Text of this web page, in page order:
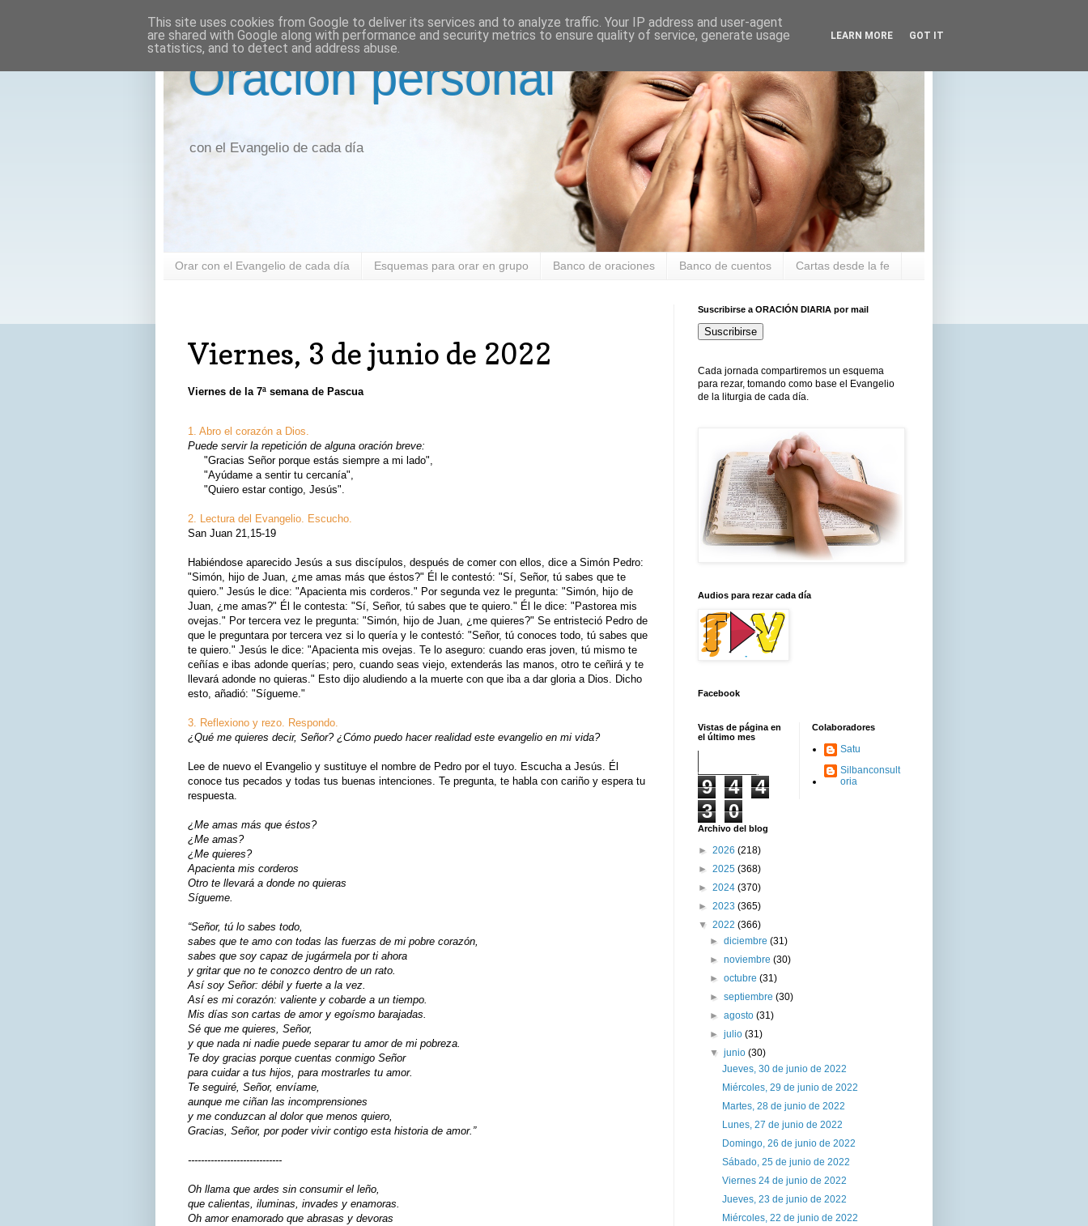
Oración personal
con el Evangelio de cada día
Orar con el Evangelio de cada día Esquemas para orar en grupo Banco de oraciones Banco de cuentos Cartas desde la fe
Viernes, 3 de junio de 2022
Viernes de la 7ª semana de Pascua
1. Abro el corazón a Dios.
Puede servir la repetición de alguna oración breve:
"Gracias Señor porque estás siempre a mi lado",
"Ayúdame a sentir tu cercanía",
"Quiero estar contigo, Jesús".
2. Lectura del Evangelio. Escucho.
San Juan 21,15-19
Habiéndose aparecido Jesús a sus discípulos, después de comer con ellos, dice a Simón Pedro:
"Simón, hijo de Juan, ¿me amas más que éstos?" Él le contestó: "Sí, Señor, tú sabes que te
quiero." Jesús le dice: "Apacienta mis corderos." Por segunda vez le pregunta: "Simón, hijo de
Juan, ¿me amas?" Él le contesta: "Sí, Señor, tú sabes que te quiero." Él le dice: "Pastorea mis
ovejas." Por tercera vez le pregunta: "Simón, hijo de Juan, ¿me quieres?" Se entristeció Pedro de
que le preguntara por tercera vez si lo quería y le contestó: "Señor, tú conoces todo, tú sabes que
te quiero." Jesús le dice: "Apacienta mis ovejas. Te lo aseguro: cuando eras joven, tú mismo te
ceñías e ibas adonde querías; pero, cuando seas viejo, extenderás las manos, otro te ceñirá y te
llevará adonde no quieras." Esto dijo aludiendo a la muerte con que iba a dar gloria a Dios. Dicho
esto, añadió: "Sígueme."
3. Reflexiono y rezo. Respondo.
¿Qué me quieres decir, Señor? ¿Cómo puedo hacer realidad este evangelio en mi vida?
Lee de nuevo el Evangelio y sustituye el nombre de Pedro por el tuyo. Escucha a Jesús. Él
conoce tus pecados y todas tus buenas intenciones. Te pregunta, te habla con cariño y espera tu
respuesta.
¿Me amas más que éstos?
¿Me amas?
¿Me quieres?
Apacienta mis corderos
Otro te llevará a donde no quieras
Sígueme.
“Señor, tú lo sabes todo,
sabes que te amo con todas las fuerzas de mi pobre corazón,
sabes que soy capaz de jugármela por ti ahora
y gritar que no te conozco dentro de un rato.
Así soy Señor: débil y fuerte a la vez.
Así es mi corazón: valiente y cobarde a un tiempo.
Mis días son cartas de amor y egoísmo barajadas.
Sé que me quieres, Señor,
y que nada ni nadie puede separar tu amor de mi pobreza.
Te doy gracias porque cuentas conmigo Señor
para cuidar a tus hijos, para mostrarles tu amor.
Te seguiré, Señor, envíame,
aunque me ciñan las incomprensiones
y me conduzcan al dolor que menos quiero,
Gracias, Señor, por poder vivir contigo esta historia de amor.”
-----------------------------
Oh llama que ardes sin consumir el leño,
que calientas, iluminas, invades y enamoras.
Oh amor enamorado que abrasas y devoras
Suscribirse a ORACIÓN DIARIA por mail
Suscribirse
Cada jornada compartiremos un esquema
para rezar, tomando como base el Evangelio
de la liturgia de cada día.
Audios para rezar cada día
Facebook
Vistas de página en
el último mes
9 4
4
3
0
Colaboradores
Satu
Silbanconsult
oria
Archivo del blog
► 2026 (218)
► 2025 (368)
► 2024 (370)
► 2023 (365)
▼ 2022 (366)
►diciembre(31)
►noviembre(30)
►octubre(31)
►septiembre(30)
►agosto(31)
►julio(31)
▼junio(30)
Jueves, 30 de junio de 2022
Miércoles, 29 de junio de 2022
Martes, 28 de junio de 2022
Lunes, 27 de junio de 2022
Domingo, 26 de junio de 2022
Sábado, 25 de junio de 2022
Viernes 24 de junio de 2022
Jueves, 23 de junio de 2022
Miércoles, 22 de junio de 2022
This site uses cookies from Google to deliver its services and to analyze traffic. Your IP address and user-agent
are shared with Google along with performance and security metrics to ensure quality of service, generate usage
statistics, and to detect and address abuse.
LEARN MORE GOT IT